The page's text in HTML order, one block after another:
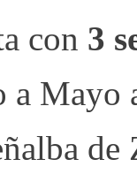
con 3
a Mayo
de